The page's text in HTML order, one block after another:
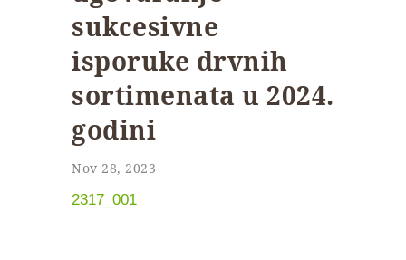
sukcesivne
isporuke drvnih
sortimenata u 2024.
godini
Nov 28, 2023
2317_001